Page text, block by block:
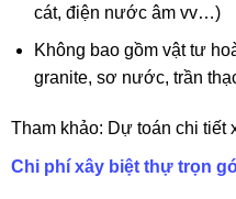
cát, điện nước âm vv…)
Không bao gồm vật tư
granite, sơ nước, trần
Tham khảo: Dự toán chi tiết
Chi phí xây biệt thự trọn